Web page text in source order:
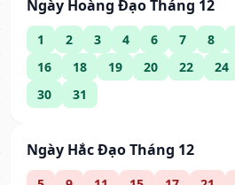
Ngày Hoàng Đạo Tháng 12
1 2 3 4 6 7 8
16
18 19 20 22 24
30
31
Ngày Hắc Đạo Tháng 12